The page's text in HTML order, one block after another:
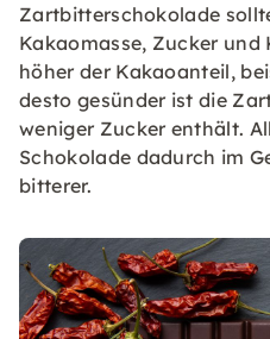
Zartbitterschokolade
Kakaomasse, Zucker
höher der Kakaoanteil,
desto gesünder ist die
weniger Zucker enthält.
Schokolade dadurch im
bitterer.